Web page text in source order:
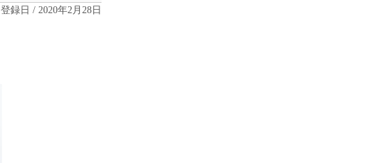
登録日 / 2020年2月28日